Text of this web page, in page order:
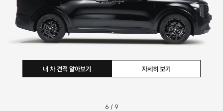
자세히 보기
내 차 견적 알아보기
6 / 9